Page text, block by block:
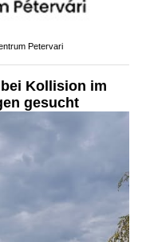
Petervari
Kollision im
gesucht